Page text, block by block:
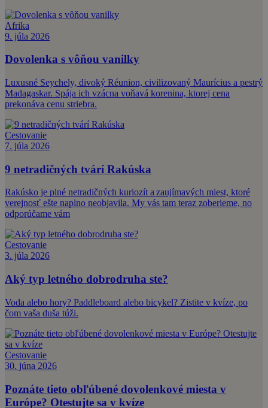
Afrika
9. júla 2026
Dovolenka s vôňou vanilky
Luxusné Seychely, divoký Réunion, civilizovaný Maurícius a pestrý
Madagaskar. Spája ich vzácna voňavá korenina, ktorej cena
prekonáva cenu striebra.
Cestovanie
7. júla 2026
9 netradičných tvárí Rakúska
Rakúsko je plné netradičných kuriozít a zaujímavých miest, ktoré
verejnosť ešte naplno neobjavila. My vás tam teraz zoberieme, no
odporúčame vám
Cestovanie
3. júla 2026
Aký typ letného dobrodruha ste?
Voda alebo hory? Paddleboard alebo bicykel? Zistite v kvíze, po
čom vaša duša túži.
Cestovanie
30. júna 2026
Poznáte tieto obľúbené dovolenkové miesta v
Európe? Otestujte sa v kvíze